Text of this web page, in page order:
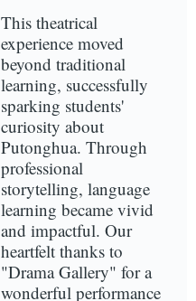
This theatrical
experience moved
beyond traditional
learning, successfully
sparking students'
curiosity about
Putonghua. Through
professional
storytelling, language
learning became vivid
and impactful. Our
heartfelt thanks to
"Drama Gallery" for a
wonderful performance